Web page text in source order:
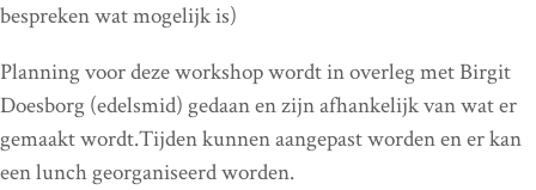
bespreken wat mogelijk is)
Planning voor deze workshop wordt in overleg met Birgit
Doesborg (edelsmid) gedaan en zijn afhankelijk van wat er
gemaakt wordt.Tijden kunnen aangepast worden en er kan
een lunch georganiseerd worden.